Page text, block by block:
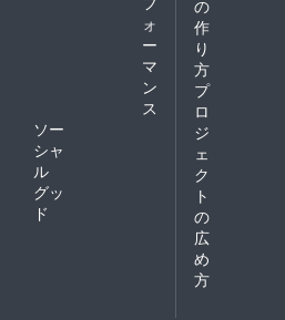
ォ
ー
マ
ン
ス
ソー
シャ
ル
グッ
ド
の
作
り
方
プ
ロ
ジ
ェ
ク
ト
の
広
め
方